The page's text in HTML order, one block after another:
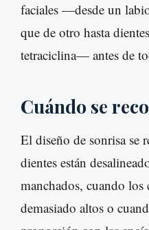
faciales —desde un
que de otro hasta
tetraciclina— antes de
Cuándo se
El diseño de sonrisa se
dientes están
manchados, cuando los
demasiado altos o